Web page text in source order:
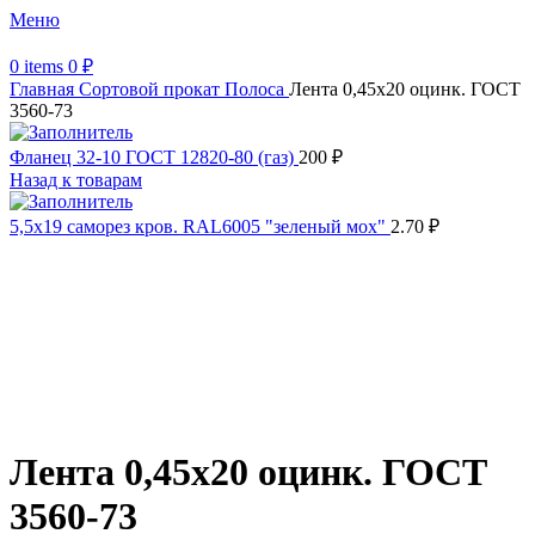
Меню
0 items 0 ₽
Главная Сортовой прокат Полоса Лента 0,45х20 оцинк. ГОСТ
3560-73
Фланец 32-10 ГОСТ 12820-80 (газ) 200 ₽
Назад к товарам
5,5х19 cаморез кров. RAL6005 "зеленый мох" 2.70 ₽
Лента 0,45х20 оцинк. ГОСТ
3560-73